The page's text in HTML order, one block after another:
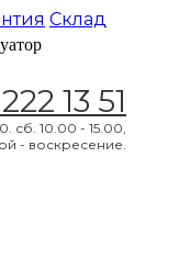
Склад
13 51
сб. 10.00 - 15.00,
- воскресение.